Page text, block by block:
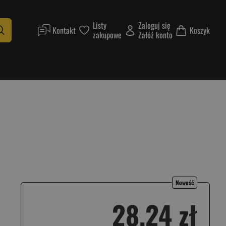
Kontakt Listy
zakupowe
Zaloguj się
Załóż konto Koszyk
Nowość
28,24 zł